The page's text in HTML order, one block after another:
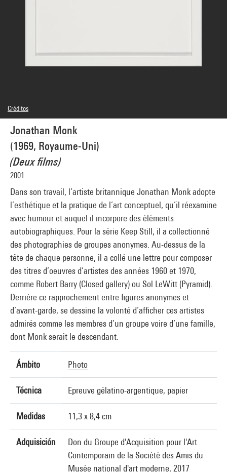
Jonathan Monk
(1969, Royaume-Uni)
(Deux films)
2001
Dans son travail, l’artiste britannique Jonathan Monk adopte
l’esthétique et la pratique de l’art conceptuel, qu’il réexamine
avec humour et auquel il incorpore des éléments
autobiographiques. Pour la série Keep Still, il a collectionné
des photographies de groupes anonymes. Au-dessus de la
tête de chaque personne, il a collé une lettre pour composer
des titres d’oeuvres d’artistes des années 1960 et 1970,
comme Robert Barry (Closed gallery) ou Sol LeWitt (Pyramid).
Derrière ce rapprochement entre figures anonymes et
d’avant-garde, se dessine la volonté d’afficher ces artistes
admirés comme les membres d’un groupe voire d’une famille,
dont Monk serait le descendant.
Ámbito Photo
Técnica Epreuve gélatino-argentique, papier
Medidas 11,3 x 8,4 cm
Adquisición
Don du Groupe d'Acquisition pour l'Art
Contemporain de la Société des Amis du
Musée national d'art moderne, 2017
Créditos
© Jonathan Monk
Créditos fotográficos : Centre Pompidou, MNAM-CCI/Audrey Laurans/Dist.
GrandPalaisRmn
Referencia de la imagen : 4N85539
Difusión de la imagen :